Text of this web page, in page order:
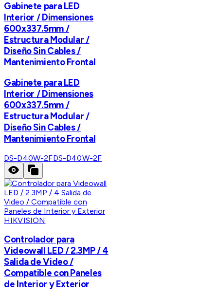
Gabinete para LED
Interior / Dimensiones
600x337.5mm /
Estructura Modular /
Diseño Sin Cables /
Mantenimiento Frontal
Gabinete para LED
Interior / Dimensiones
600x337.5mm /
Estructura Modular /
Diseño Sin Cables /
Mantenimiento Frontal
DS-D40W-2FDS-D40W-2F
HIKVISION
Controlador para
Videowall LED / 2.3MP / 4
Salida de Video /
Compatible con Paneles
de Interior y Exterior